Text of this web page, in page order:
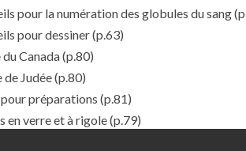
pour la numération des globules du sang
pour dessiner(p.63)
du Canada(p.80)
de Judée(p.80)
préparations (p.81)
en verre et à rigole(p.79)